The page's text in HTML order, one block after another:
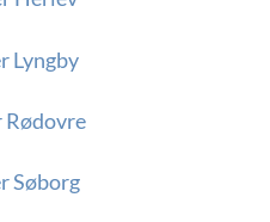
Lyngby
Rødovre
Søborg